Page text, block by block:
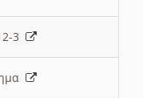
3